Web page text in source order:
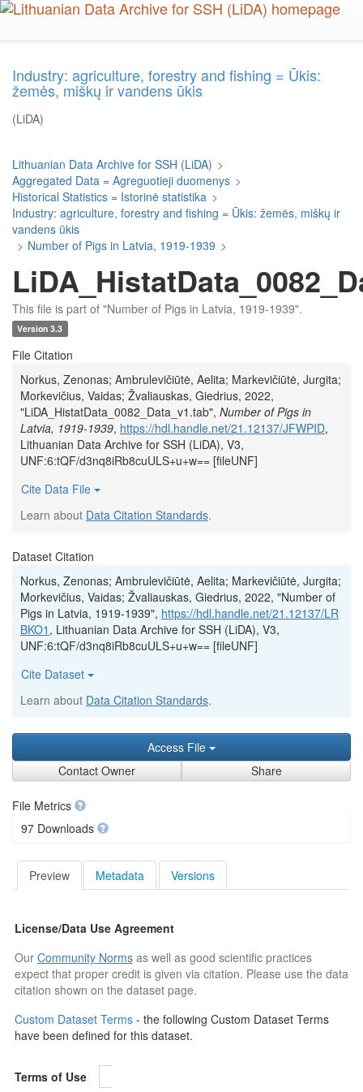
Skip
Industry: agriculture, forestry and fishing = Ūkis:
žemės, miškų ir vandens ūkis
(LiDA)
Lithuanian Data Archive for SSH (LiDA) >
Aggregated Data = Agreguotieji duomenys >
Historical Statistics = Istorinė statistika >
Industry: agriculture, forestry and fishing = Ūkis: žemės, miškų ir
vandens ūkis
> Number of Pigs in Latvia, 1919-1939 >
This file is part of "Number of Pigs in Latvia, 1919-1939".
Version 3.3
File Citation
Norkus, Zenonas; Ambrulevičiūtė, Aelita; Markevičiūtė, Jurgita;
Morkevičius, Vaidas; Žvaliauskas, Giedrius, 2022,
"LiDA_HistatData_0082_Data_v1.tab", Number of Pigs in
Latvia, 1919-1939, https://hdl.handle.net/21.12137/JFWPID,
Lithuanian Data Archive for SSH (LiDA), V3,
UNF:6:tQF/d3nq8iRb8cuULS+u+w== [fileUNF]
Cite Data File
Learn about Data Citation Standards.
Dataset Citation
Norkus, Zenonas; Ambrulevičiūtė, Aelita; Markevičiūtė, Jurgita;
Morkevičius, Vaidas; Žvaliauskas, Giedrius, 2022, "Number of
Pigs in Latvia, 1919-1939", https://hdl.handle.net/21.12137/LR
BKO1 , Lithuanian Data Archive for SSH (LiDA), V3,
UNF:6:tQF/d3nq8iRb8cuULS+u+w== [fileUNF]
Cite Dataset
Learn about Data Citation Standards.
Access File
Contact Owner
Share
File Metrics
97 Downloads
Preview Metadata Versions
License/Data Use Agreement
Our Community Normsas well as good scientific practices
expect that proper credit is given via citation. Please use the data
citation shown on the dataset page.
Custom Dataset Terms - the following Custom Dataset Terms
have been defined for this dataset.
Terms of Use